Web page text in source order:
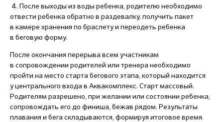
4. После выходы из воды ребенка, родителю необходимо
отвести ребенка обратно в раздевалку, получить пакет
в камере хранения по браслету и переодеть ребенка
в беговую форму.
После окончания перерыва всем участникам
в сопровождении родителей или тренера необходимо
пройти на место старта бегового этапа, который находится
у центрального входа в Аквакомплекс. Старт массовый.
Родителям разрешено, при желании или состоянии ребенка,
сопровождать его до финиша, бежав рядом. Результаты
плавания и бега складываются, формируя итоговое время.